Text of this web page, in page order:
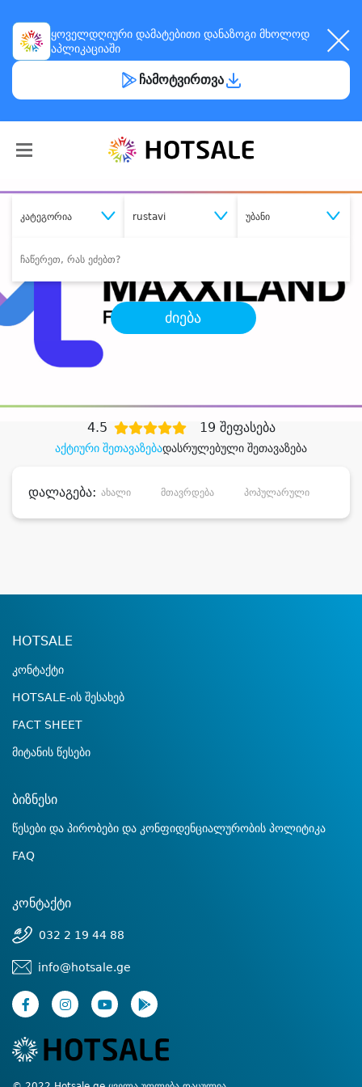
ყოველდღიური დამატებითი დანაზოგი მხოლოდ
აპლიკაციაში
ჩამოტვირთვა
კატეგორია rustavi უბანი
ძიება
შეიძინე
აქტიური შეთავაზებადასრულებული შეთავაზება
4.5 19 შეფასება
დალაგება: ახალი მთავრდება პოპულარული
HOTSALE
კონტაქტი
HOTSALE-ის შესახებ
FACT SHEET
მიტანის წესები
ბიზნესი
წესები და პირობები და კონფიდენციალურობის პოლიტიკა
FAQ
კონტაქტი
032 2 19 44 88
info@hotsale.ge